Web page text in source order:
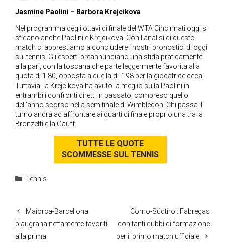
Jasmine Paolini – Barbora Krejcikova
Nel programma degli ottavi di finale del WTA Cincinnati oggi si
sfidano anche Paolini e Krejcikova. Con l’analisi di questo
match ci apprestiamo a concludere i nostri pronostici di oggi
sul tennis. Gli esperti preannunciano una sfida praticamente
alla pari, con la toscana che parte leggermente favorita alla
quota di 1.80, opposta a quella di .198 per la giocatrice ceca.
Tuttavia, la Krejcikova ha avuto la meglio sulla Paolini in
entrambi i confronti diretti in passato, compreso quello
dell’anno scorso nella semifinale di Wimbledon. Chi passa il
turno andrà ad affrontare ai quarti di finale proprio una tra la
Bronzetti e la Gauff.
TUTTE LE QUOTE
SCOMMESSE SUL TENNIS
Categorie
Tennis
Maiorca-Barcellona:
blaugrana nettamente favoriti
alla prima
Como-Südtirol: Fabregas
con tanti dubbi di formazione
per il primo match ufficiale